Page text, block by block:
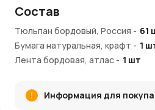
эффектным подарком для
знаком внимания.
Символика бордовых
Бордовые тюльпаны
событий. Такой букет станет
Состав
Тюльпан бордовый, Россия - 61
Бумага натуральная, крафт - 1
Лента бордовая, атлас - 1 шт
Информация для